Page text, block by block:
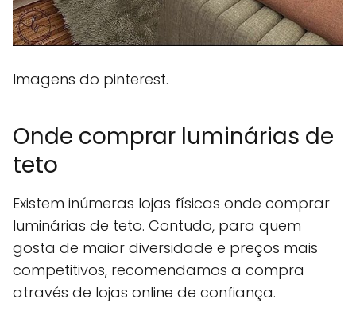
Imagens do pinterest.
Onde comprar luminárias de
teto
Existem inúmeras lojas físicas onde comprar
luminárias de teto. Contudo, para quem
gosta de maior diversidade e preços mais
competitivos, recomendamos a compra
através de lojas online de confiança.